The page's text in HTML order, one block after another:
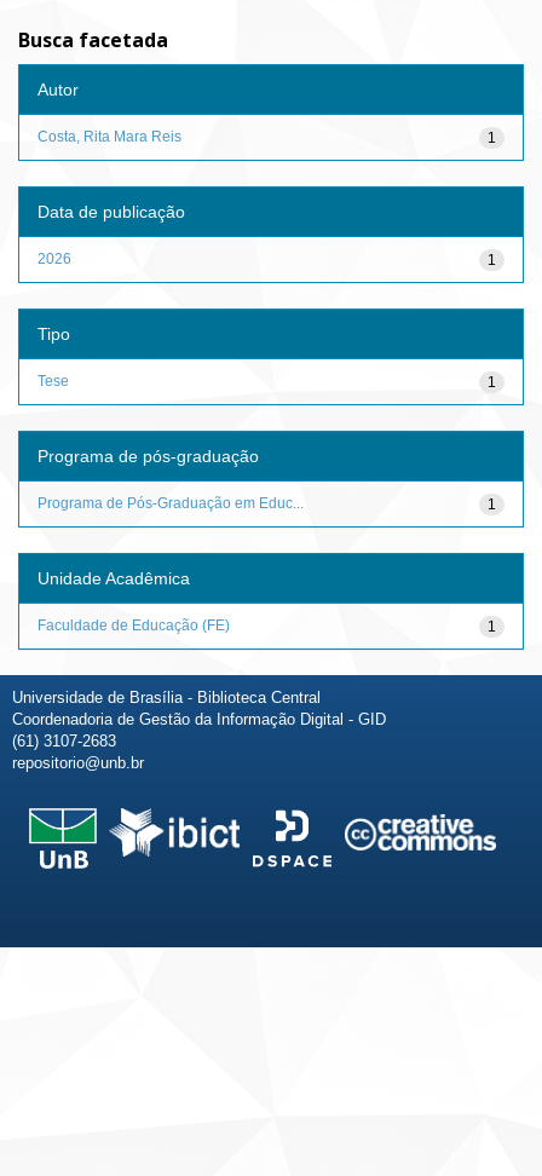
Busca facetada
Autor
1
Costa, Rita Mara Reis
Data de publicação
1
2026
Tipo
1
Tese
Programa de pós-graduação
1
Programa de Pós-Graduação em Educ...
Unidade Acadêmica
1
Faculdade de Educação (FE)
Universidade de Brasília - Biblioteca Central
Coordenadoria de Gestão da Informação Digital - GID
(61) 3107-2683
repositorio@unb.br